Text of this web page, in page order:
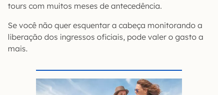
tours com muitos meses de antecedência.
Se você não quer esquentar a cabeça monitorando a
liberação dos ingressos oficiais, pode valer o gasto a
mais.